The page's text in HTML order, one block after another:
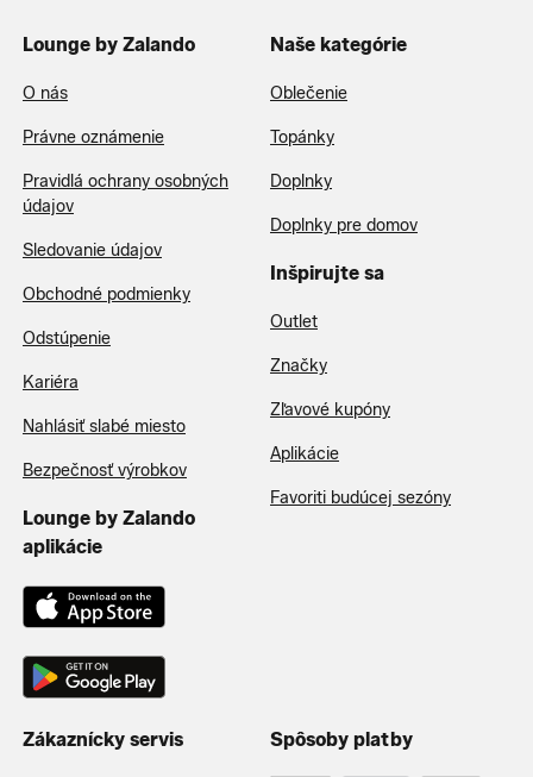
Lounge by Zalando
O nás
Právne oznámenie
Pravidlá ochrany osobných
údajov
Sledovanie údajov
Obchodné podmienky
Odstúpenie
Kariéra
Nahlásiť slabé miesto
Bezpečnosť výrobkov
Lounge by Zalando
aplikácie
Naše kategórie
Oblečenie
Topánky
Doplnky
Doplnky pre domov
Inšpirujte sa
Outlet
Značky
Zľavové kupóny
Aplikácie
Favoriti budúcej sezóny
Zákaznícky servis Spôsoby platby